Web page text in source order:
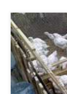
Наиболее
подстилке с
и др.
партии цыплят
От
зависит успех